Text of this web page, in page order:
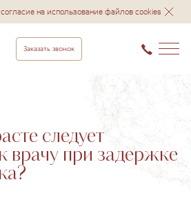
согласие на использование файлов cookies
Заказать звонок
следует
врачу при задержке